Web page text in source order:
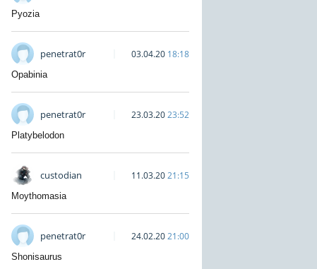
Pyozia
penetrat0r 03.04.20 18:18
Opabinia
penetrat0r 23.03.2023:52
Platybelodon
custodian 11.03.2021:15
Moythomasia
penetrat0r 24.02.2021:00
Shonisaurus